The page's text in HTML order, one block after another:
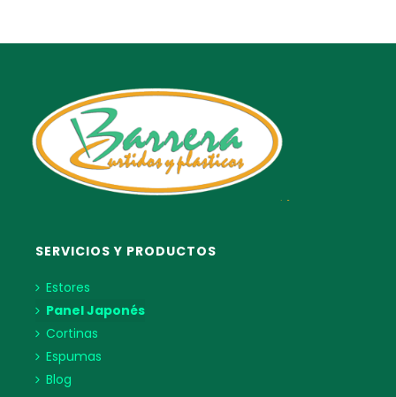
SERVICIOS Y PRODUCTOS
Estores
Panel Japonés
Cortinas
Espumas
Blog